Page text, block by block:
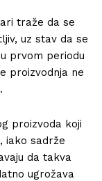
traže da se
uz stav da se
prvom periodu
proizvodnja ne
proizvoda koji
iako sadrže
da takva
ugrožava